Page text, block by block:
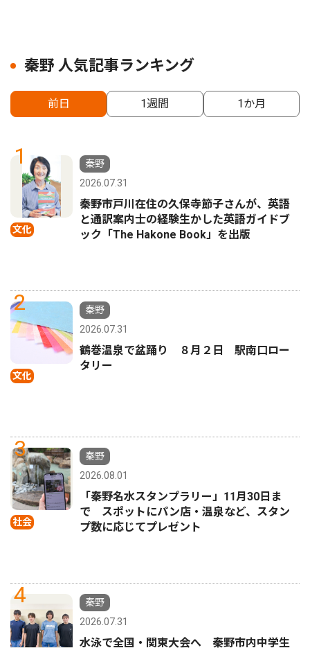
秦野 人気記事ランキング
前日 1週間 1か月
1
文化
秦野
2026.07.31
秦野市戸川在住の久保寺節子さんが、英語
と通訳案内士の経験生かした英語ガイドブ
ック「The Hakone Book」を出版
2
文化
秦野
2026.07.31
鶴巻温泉で盆踊り ８月２日 駅南口ロー
タリー
3
社会
秦野
2026.08.01
「秦野名水スタンプラリー」11月30日ま
で スポットにパン店・温泉など、スタン
プ数に応じてプレゼント
4
秦野
2026.07.31
水泳で全国・関東大会へ 秦野市内中学生